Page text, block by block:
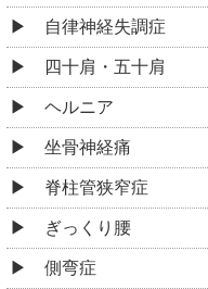
自律神経失調症
四十肩・五十肩
ヘルニア
坐骨神経痛
脊柱管狭窄症
ぎっくり腰
側弯症